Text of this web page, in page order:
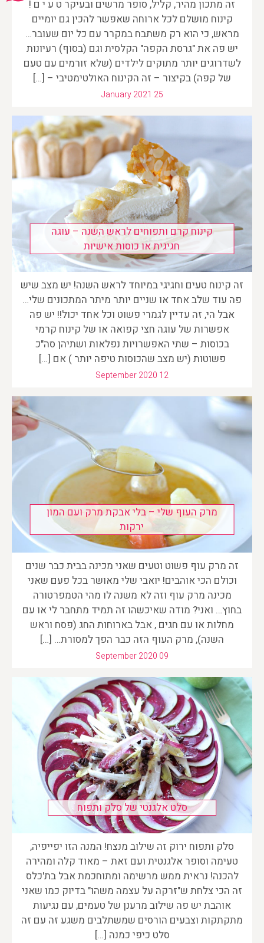
זה מתכון מהיר, קליל, סופר מרשים ובעיקר ט ע י ם !
קינוח מושלם לכל ארוחה שאפשר להכין גם יומיים
מראש, כי הוא רק משתבח במקרר עם כל יום שעובר…
יש פה את "גרסת הקפה" הקלסית וגם (בסוף) רעיונות
לשדרוגים יותר מתוקים לילדים (שלא זורמים עם טעם
של קפה) בקיצור – זה הקינוח האולטימטיבי – […]
January 2021 25
קינוח קרם ותפוחים לראש השנה – עוגה
חגיגית או כוסות אישיות
זה קינוח טעים וחגיגי במיוחד לראש השנה! יש מצב שיש
פה עוד שלב אחד או שניים יותר מיתר המתכונים שלי…
אבל הי, זה עדיין לגמרי פשוט וכל אחד יכול!! יש פה
אפשרות של עוגה חצי קפואה או של קינוח קרמי
בכוסות – שתי האפשרויות נפלאות ושתיהן סה"כ
פשוטות (יש מצב שהכוסות טיפה יותר ) אם […]
September 2020 12
מרק העוף שלי – בלי אבקת מרק ועם המון
ירקות
זה מרק עוף פשוט וטעים שאני מכינה בבית כבר שנים
וכולם הכי אוהבים! יואבי שלי מאושר בכל פעם שאני
מכינה מרק עוף וזה לא משנה לו מהי הטמפרטורה
בחוץ… ואני? מודה שאיכשהו זה תמיד מתחבר לי או עם
מחלות או עם חגים , אבל בארוחות החג (פסח וראש
השנה), מרק העוף הזה כבר הפך למסורת… […]
September 2020 09
סלט אלגנטי של סלק ותפוח
סלק ותפוח ירוק זה שילוב מנצח! המנה הזו יפייפיה,
טעימה וסופר אלגנטית ועם זאת – מאוד קלה ומהירה
להכנה! נראית ממש מרשימה ומתוחכמת אבל בת'כלס
זה הכי צלחת ש"זרקה על עצמה משהו" בדיוק כמו שאני
אוהבת יש פה שילוב מרענן של טעמים, עם נגיעות
מתקתקות וצבעים הורסים שמשתלבים משגע זה עם זה
סלט כיפי כמנה […]